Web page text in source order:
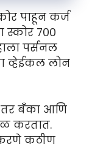
पाहून कर्ज
स्कोर ७००
पर्सनल
व्हेईकल लोन
तर बँका आणि
करतात.
कठीण